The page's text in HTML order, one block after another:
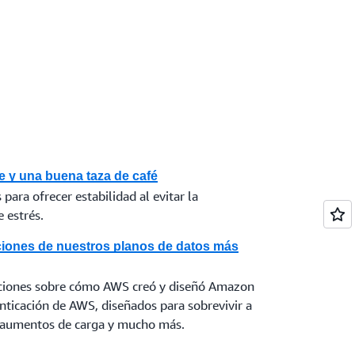
y una buena taza de café
ofrecer estabilidad al evitar la
estrés.
de nuestros planos de datos más
sobre cómo AWS creó y diseñó Amazon
de AWS, diseñados para sobrevivir a
de carga y mucho más.